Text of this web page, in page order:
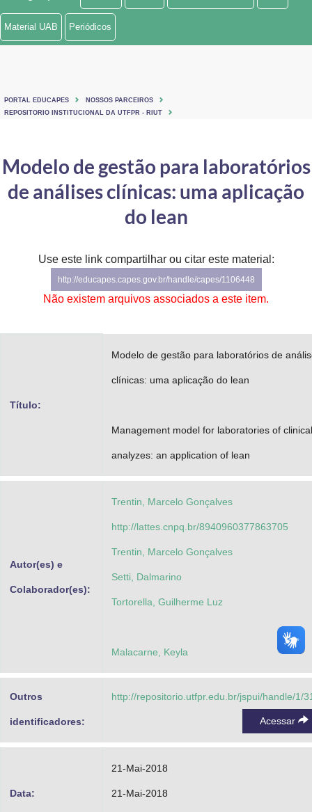
Ministério de Minas e Energia
Ministério do Turismo
Controladoria-Geral da União
Secretaria de Governo
Gabinete de Segurança Institucional
Material UAB Periódicos
PORTAL EDUCAPES
NOSSOS PARCEIROS
REPOSITORIO INSTITUCIONAL DA UTFPR - RIUT
Modelo de gestão para laboratórios
de análises clínicas: uma aplicação
do lean
Use este link compartilhar ou citar este material:
http://educapes.capes.gov.br/handle/capes/1106448
Não existem arquivos associados a este item.
Título:
Modelo de gestão para laboratórios de
clínicas: uma aplicação do lean
Management model for laboratories of clinical
analyzes: an application of lean
Autor(es) e
Colaborador(es):
Trentin, Marcelo Gonçalves
http://lattes.cnpq.br/8940960377863705
Trentin, Marcelo Gonçalves
Setti, Dalmarino
Tortorella, Guilherme Luz
Malacarne, Keyla
Outros
identificadores:
http://repositorio.utfpr.edu.br/jspui/handle/1/
Acessar
Data:
21-Mai-2018
21-Mai-2018